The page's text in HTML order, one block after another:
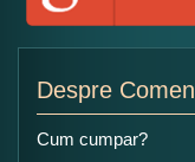
Despre
Cum cumpar?